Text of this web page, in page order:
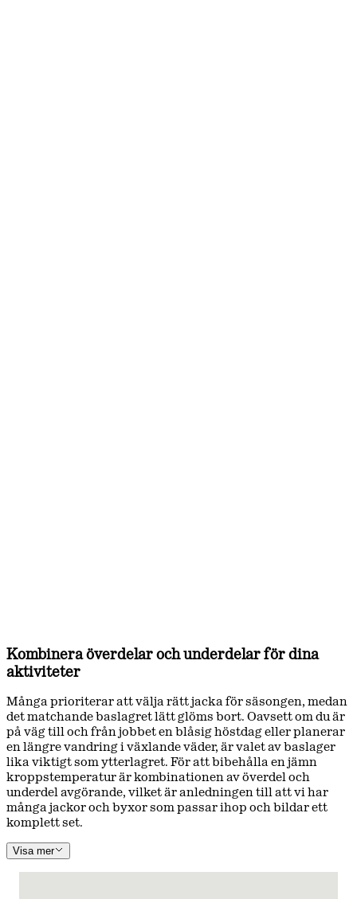
Kombinera överdelar och underdelar för dina
aktiviteter
Många prioriterar att välja rätt jacka för säsongen, medan
det matchande baslagret lätt glöms bort. Oavsett om du är
på väg till och från jobbet en blåsig höstdag eller planerar
en längre vandring i växlande väder, är valet av baslager
lika viktigt som ytterlagret. För att bibehålla en jämn
kroppstemperatur är kombinationen av överdel och
underdel avgörande, vilket är anledningen till att vi har
många jackor och byxor som passar ihop och bildar ett
komplett set.
Visa mer